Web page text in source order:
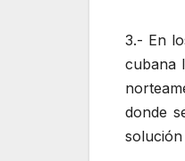
3.- En
cubana
donde